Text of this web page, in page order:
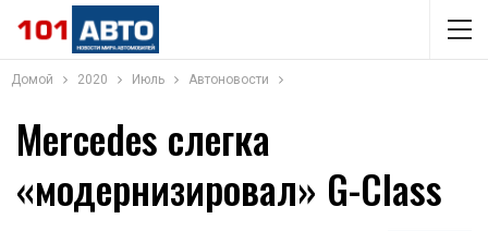
Домой 2020 Июль Автоновости
Mercedes слегка
«модернизировал» G-Class